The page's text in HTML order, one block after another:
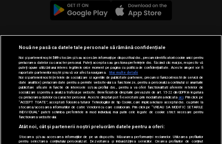
© 2019-2026 DOGAN MEDIA INTERNATIONAL SA, Toate
drepturile rezervate.
Nouă ne pasă ca datele tale personale să rămână confidențiale
Noi și partenerii noștri589stocăm și/sau accesăm informații pe dispozitivul dvs., precum identificatorii cookie unici pentru
prelucrarea datelor cu caracter personal. Puteți accepta sau gestiona preferințele dvs. făcând clic mai jos, respectiv vă
puteți opune utilizării unui interes legitim în orice moment pe pagina cu politica de confidențialitate. Aceste alegeri vor fi
raportate partenerilor noștri și nu vă vor afecta navigarea.
Mai multe detalii
Noi si partenerii nostri (retelele de socializare si agentiile de publicitate partenere, precum si furnizorii nostri de servicii de
date analitice) prelucram date pentru a permite website-ului sa functioneze, pentru a personaliza continutul si anunturile
publicitare afisate in functie de interesele si/sau profilul dvs., pentru a va oferi functionalitati aferente retelelor de
socializare si pentru a analiza traficul pe website. Beneficiati de drepturile prevazute de art. 15-22 din GDPR in legatura
cu prelucrarea datelor cu caracter personal. Aceste drepturi pot fi exercitate prin modalitatea indicataaici . Prin click pe
“ACCEPT TOATE”, acceptati folosirea tuturor Tehnologiilor de tip Cookie, care implica inclusiv acceptul dvs. cu privire la
stocarea/accesarea informatiilor de catre Vendor-ii cu care colaboram. Prin click pe “VREAU SA MODIFIC SETARILE
INDIVIDUAL” puteti schimba preferintele in mod individual, mai putin cele legate de cookie strict necesare pentru
functionarea website-ului.
Atât noi, cât și partenerii noștri prelucrăm datele pentru a oferi:
Stocarea și/sau accesarea informațiilor de pe un dispozitiv. Măsurarea performanței reclamelor. Utilizarea profilurilor
pentru selectarea conținutului personalizat. Dezvoltarea și îmbunătățirea serviciilor. Crearea profilurilor de conținut